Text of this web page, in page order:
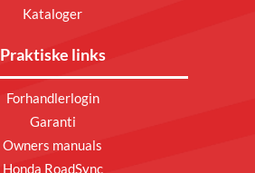
Kataloger
Praktiske links
Forhandlerlogin
Garanti
Owners manuals
Honda RoadSync